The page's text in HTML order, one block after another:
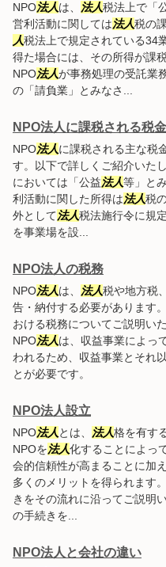
NPO法人は、 法人税法上で「
営利活動に関しては法人税の
人税法上で規定されている34
得た場合には、その所得が課
NPO法人が事務処理の受託業
の「請負業」とみなさ...
NPO法人に課税される税
NPO法人に課税される主な税
す。以下で詳しくご紹介いた
においては「公益法人等」と
利活動に関した所得は法人税
外として法人税法施行令に規
を事業場を設...
NPO法人の税務
NPO法人は、 法人税や地方税
告・納付する必要があります
おける税務についてご説明い
NPO法人は、収益事業によっ
われるため、収益事業とそれ
とが必要です。
NPO法人設立
NPO法人 とは、 法人格を有す
NPOを法人化することによっ
会的信頼性が高まることに加
多くのメリットを得られます
きをその流れに沿ってご説明
の手続きを...
NPO法人と会社の違い